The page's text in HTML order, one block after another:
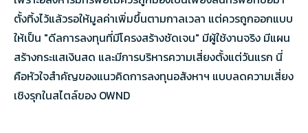
ตั้งทิ้งไว้แล้วรอให้มูลค่าเพิ่มขึ้นตามกาลเวลา แต่ควรถูกออกแบบ
ให้เป็น "ดีลการลงทุนที่มีโครงสร้างชัดเจน" มีผู้ใช้งานจริง มีแผน
สร้างกระแสเงินสด และมีการบริหารความเสี่ยงตั้งแต่วันแรก นี่
คือหัวใจสำคัญของแนวคิดการลงทุนอสังหาฯ แบบลดความเสี่ยง
เชิงรุกในสไตล์ของ OWND